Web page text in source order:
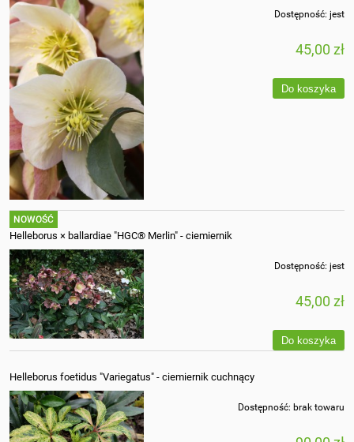
Dostępność: jest
45,00 zł
Do koszyka
Helleborus × ballardiae "HGC® Merlin" - ciemiernik
Dostępność: jest
45,00 zł
Do koszyka
NOWOŚĆ
Helleborus foetidus "Variegatus" - ciemiernik cuchnący
Dostępność: brak towaru